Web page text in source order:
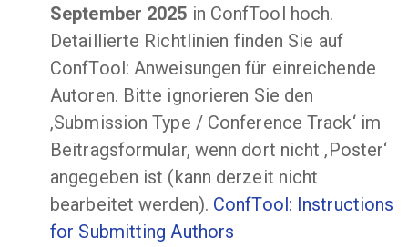
September 2025 in ConfTool hoch.
Detaillierte Richtlinien finden Sie auf
ConfTool: Anweisungen für einreichende
Autoren. Bitte ignorieren Sie den
‚Submission Type / Conference Track‘ im
Beitragsformular, wenn dort nicht ‚Poster‘
angegeben ist (kann derzeit nicht
bearbeitet werden). ConfTool: Instructions
for Submitting Authors